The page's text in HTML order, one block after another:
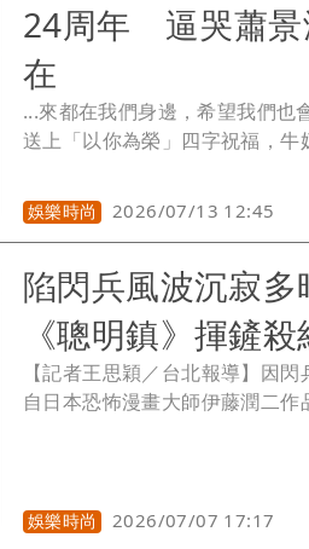
24周年 逼哭蕭景
在
...來都在我們身邊，希望我們也
送上「以你為榮」四字祝福，牛
娛樂時尚 2026/07/13 12:45
陷閃兵風波沉寂
《聰明鎮》揮鏟殺
【記者王思穎／台北報導】因
自日本恐怖漫畫大師伊藤潤二作
娛樂時尚 2026/07/07 17:17